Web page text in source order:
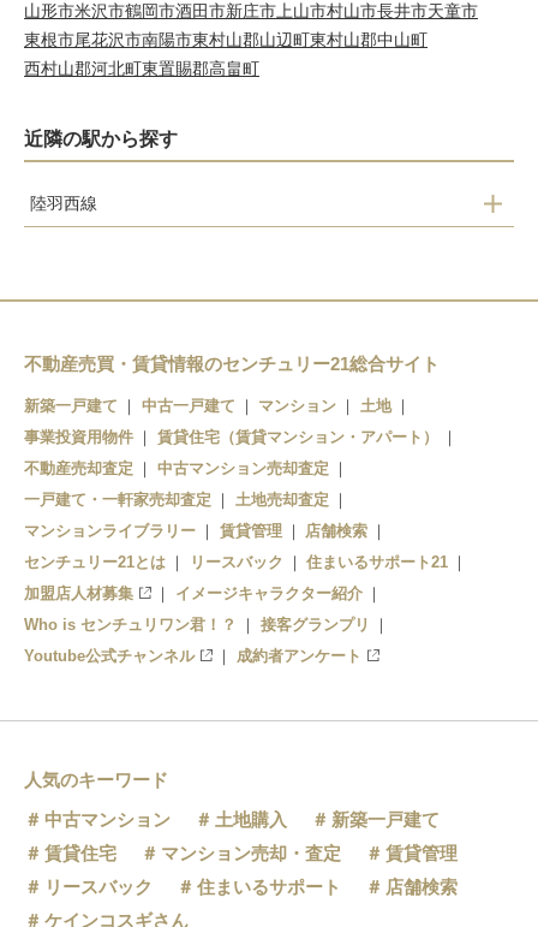
山形市米沢市鶴岡市酒田市新庄市 上山市村山市長井市天童市
東根市尾花沢市南陽市東村山郡山辺町東村山郡中山町
西村山郡河北町東置賜郡高畠町
近隣の駅から探す
陸羽西線
狩川
余目
北余目
砂越
不動産売買・賃貸情報のセンチュリー21総合サイト
新築一戸建て 中古一戸建て マンション
土地
事業投資用物件
賃貸住宅（賃貸マンション・アパート）
不動産売却査定
中古マンション売却査定
一戸建て・一軒家売却査定
土地売却査定
マンションライブラリー
賃貸管理
店舗検索
センチュリー21とは
リースバック
住まいるサポート21
加盟店人材募集
イメージキャラクター紹介
Who is センチュリワン君！？
接客グランプリ
Youtube公式チャンネル
成約者アンケート
人気のキーワード
中古マンション
土地購入
新築一戸建て
賃貸住宅
マンション売却・査定
賃貸管理
リースバック
住まいるサポート
店舗検索
ケインコスギさん